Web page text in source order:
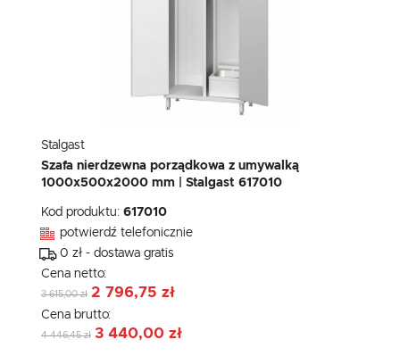
Stalgast
Szafa nierdzewna porządkowa z umywalką
1000x500x2000 mm | Stalgast 617010
Kod produktu: 617010
potwierdź telefonicznie
0 zł - dostawa gratis
Cena netto:
3 615,00 zł 2 796,75 zł
Cena brutto:
4 446,45 zł 3 440,00 zł